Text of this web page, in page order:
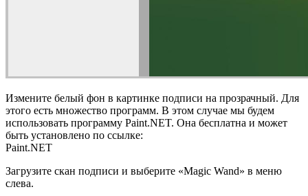
Измените белый фон в картинке подписи на прозрачный. Для
этого есть множество программ. В этом случае мы будем
использовать программу Paint.NET. Она бесплатна и может
быть установлено по ссылке:
Paint.NET
Загрузите скан подписи и выберите «Magic Wand» в меню
слева.